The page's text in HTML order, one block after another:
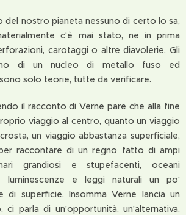
del nostro pianeta nessuno di certo lo sa,
c'è mai stato, ne in prima
carotaggi o altre diavolerie. Gli
di un nucleo di metallo fuso ed
solo teorie, tutte da verificare.
il racconto di Verne pare che alla fine
viaggio al centro, quanto un viaggio
un viaggio abbastanza superficiale,
raccontare di un regno fatto di ampi
grandiosi e stupefacenti, oceani
luminescenze e leggi naturali un po'
di superficie. Insomma Verne lancia un
ci parla di un'opportunità, un'alternativa,